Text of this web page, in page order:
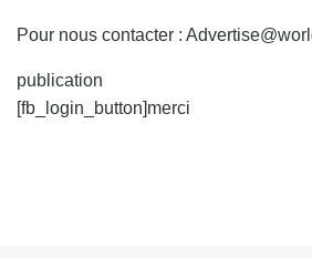
Pour nous contacter :
publication
[fb_login_button]merci